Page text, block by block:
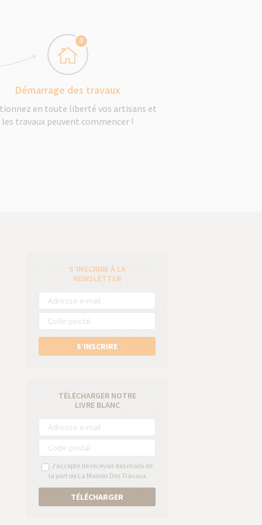
3
Démarrage des travaux
en toute liberté vos artisans et
les travaux peuvent commencer !
S’INSCRIRE À LA
NEWSLETTER
S’INSCRIRE
TÉLÉCHARGER NOTRE
LIVRE BLANC
J’accepte de recevoir des mails de
la part de La Maison Des Travaux
TÉLÉCHARGER